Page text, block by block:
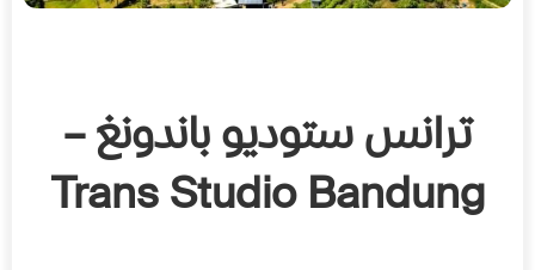
ترانس ستوديو باندونغ –
Trans Studio Bandung